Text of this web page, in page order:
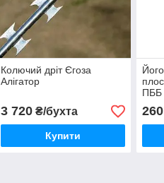
Колючий дріт Єгоза
Алігатор
3 720₴/бухта
Купити
ПББ
260